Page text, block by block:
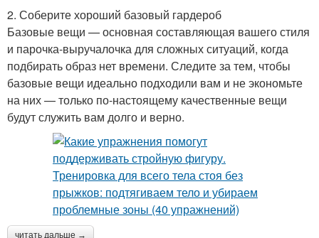
2. Соберите хороший базовый гардероб
Базовые вещи — основная составляющая вашего стиля
и парочка-выручалочка для сложных ситуаций, когда
подбирать образ нет времени. Следите за тем, чтобы
базовые вещи идеально подходили вам и не экономьте
на них — только по-настоящему качественные вещи
будут служить вам долго и верно.
читать дальше →